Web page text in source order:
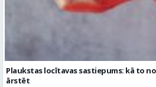
Plaukstas locītavas sastiepums: kā to
ārstēt